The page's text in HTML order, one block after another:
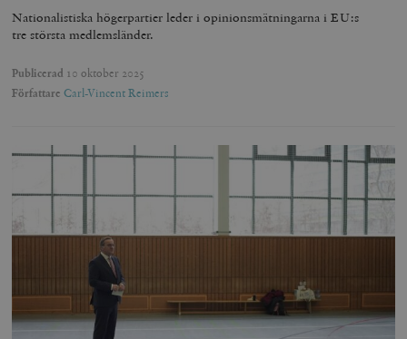
Nationalistiska högerpartier leder i opinionsmätningarna i EU:s
tre största medlemsländer.
Publicerad 10 oktober 2025
Författare Carl-Vincent Reimers